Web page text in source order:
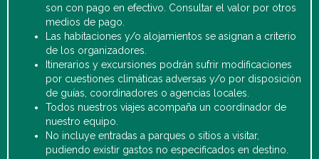
son con pago en efectivo. Consultar el valor por otros
medios de pago.
Las habitaciones y/o alojamientos se asignan a criterio
de los organizadores.
Itinerarios y excursiones podrán sufrir modificaciones
por cuestiones climáticas adversas y/o por disposición
de guías, coordinadores o agencias locales.
Todos nuestros viajes acompaña un coordinador de
nuestro equipo.
No incluye entradas a parques o sitios a visitar,
pudiendo existir gastos no especificados en destino.